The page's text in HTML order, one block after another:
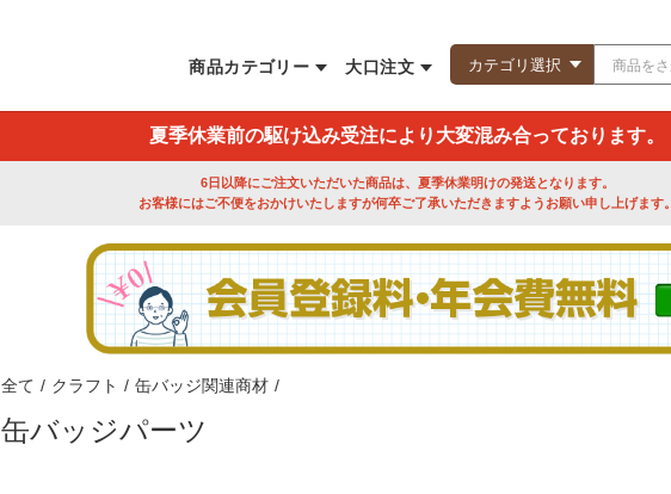
商品カテゴリー 大口注文
夏季休業前の駆け込み受注により大変混み合っております。
6日以降にご注文いただいた商品は、夏季休業明けの発送となります。
お客様にはご不便をおかけいたしますが何卒ご了承いただきますようお願い申し上げます。
全て / クラフト / 缶バッジ関連商材 /
缶バッジパーツ